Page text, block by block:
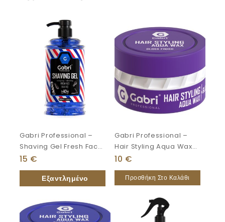
Gabri Professional –
Shaving Gel Fresh Face
Blue Ice 1000ml
15 €
Gabri Professional –
Hair Styling Aqua Wax
Gloss Finish 150ml
10 €
Προσθήκη Στο Καλάθι